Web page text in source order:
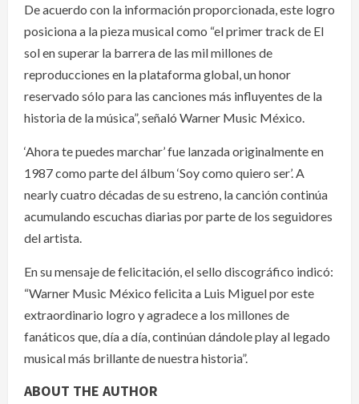
De acuerdo con la información proporcionada, este logro
posiciona a la pieza musical como “el primer track de El
sol en superar la barrera de las mil millones de
reproducciones en la plataforma global, un honor
reservado sólo para las canciones más influyentes de la
historia de la música”, señaló Warner Music México.
‘Ahora te puedes marchar’ fue lanzada originalmente en
1987 como parte del álbum ‘Soy como quiero ser’. A
nearly cuatro décadas de su estreno, la canción continúa
acumulando escuchas diarias por parte de los seguidores
del artista.
En su mensaje de felicitación, el sello discográfico indicó:
“Warner Music México felicita a Luis Miguel por este
extraordinario logro y agradece a los millones de
fanáticos que, día a día, continúan dándole play al legado
musical más brillante de nuestra historia”.
ABOUT THE AUTHOR